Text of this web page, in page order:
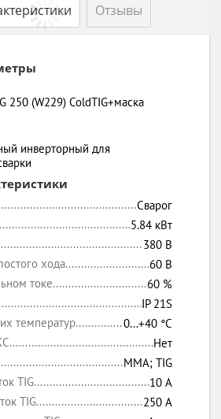
Отзывы
250 (W229) ColdTIG+маска
инверторный для
Сварог
5.84 кВт
380 В
хода
60 В
токе
60 %
IP 21S
температур
0...+40 °C
Нет
MMA; TIG
TIG
10 А
TIG
250 А